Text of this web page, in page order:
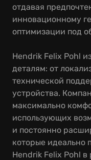
отдавая
инновационному
оптимизации под
Hendrik Felix Pohl
деталям: от
технической
устройства.
максимально
использующих
и постоянно
которые идеально
Hendrik Felix Pohl